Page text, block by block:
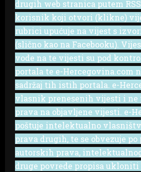
drugih web stranica putem
korisnik koji otvori (klikne)
rubrici upućuje na vijest s
(slično kao na Facebooku).
vode na te vijesti su pod
portala te e-Hercegovina.com
sadržaj tih istih portala. e-
vlasnik prenesenih vijesti i ne
prava na objavljene vijesti. e-
poštuje intelektualno
prava drugih, te se obvezuje
autorskih prava,
druge povrede propisa ukloniti